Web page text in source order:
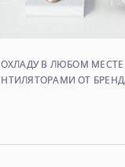
В ЛЮБОМ
ОТ